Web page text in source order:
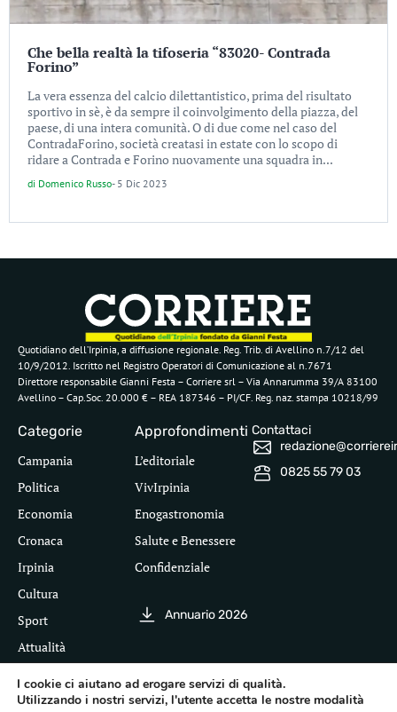
Che bella realtà la tifoseria “83020- Contrada
Forino”
La vera essenza del calcio dilettantistico, prima del risultato
sportivo in sè, è da sempre il coinvolgimento della piazza, del
paese, di una intera comunità. O di due come nel caso del
ContradaForino, società creatasi in estate con lo scopo di
ridare a Contrada e Forino nuovamente una squadra in...
di Domenico Russo- 5 Dic 2023
Quotidiano dell’Irpinia, a diffusione regionale. Reg. Trib. di Avellino n.7/12 del
10/9/2012. Iscritto nel Registro Operatori di Comunicazione al n.7671
Direttore responsabile Gianni Festa – Corriere srl – Via Annarumma 39/A 83100
Avellino – Cap.Soc. 20.000 € – REA 187346 – PI/CF. Reg. naz. stampa 10218/99
Categorie
Campania
Politica
Economia
Cronaca
Irpinia
Cultura
Sport
Attualità
Approfondimenti
L’editoriale
VivIrpinia
Enogastronomia
Salute e Benessere
Confidenziale
Annuario 2026
Contattaci
0825 55 79 03
I cookie ci aiutano ad erogare servizi di qualità.
Utilizzando i nostri servizi, l'utente accetta le nostre modalità